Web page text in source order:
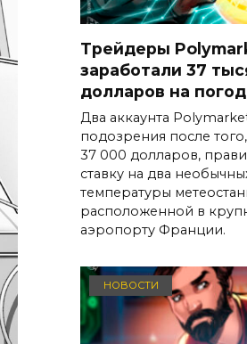
Трейдеры
заработали 37
долларов на
Два аккаунта
подозрения после
37 000 долларов,
ставку на два
температуры
расположенной в
аэропорту Франции.
НОВОСТИ